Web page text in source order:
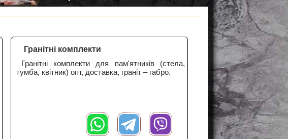
Гранітні комплекти
Гранітні комплекти для пам'ятників (стела,
тумба, квітник) опт, доставка, граніт – габро.